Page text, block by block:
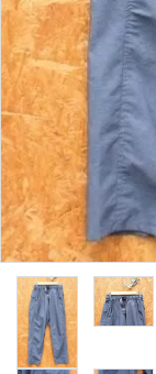
INFORMATION
ACCOUNT MENU
ようこそ ゲスト 様
meeting_room ログイン